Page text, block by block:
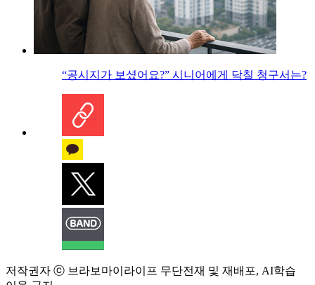
“공시지가 보셨어요?” 시니어에게 닥칠 청구서는?
저작권자 ⓒ 브라보마이라이프 무단전재 및 재배포, AI학습